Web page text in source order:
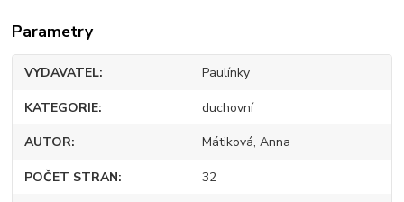
Parametry
VYDAVATEL Paulínky
KATEGORIE duchovní
AUTOR Mátiková, Anna
POČET STRAN 32